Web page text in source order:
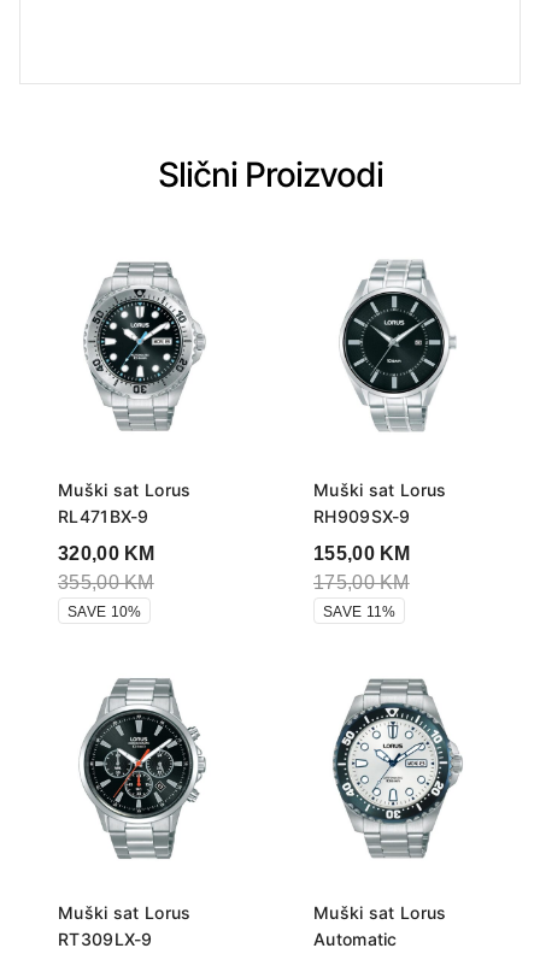
Slični Proizvodi
Muški sat Lorus
RL471BX-9
320,00 KM
355,00KM
SAVE 10%
Muški sat Lorus
RH909SX-9
155,00 KM
175,00KM
SAVE 11%
Muški sat Lorus
RT309LX-9
Muški sat Lorus
Automatic